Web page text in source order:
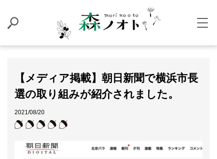
【メディア掲載】朝日新聞で横浜市長
選の取り組みが紹介されました。
2021/08/20